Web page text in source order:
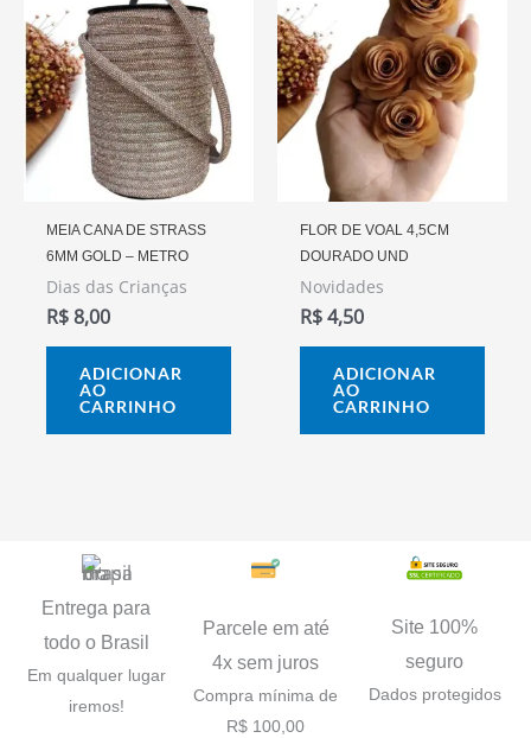
MEIA CANA DE STRASS
6MM GOLD – METRO
Dias das Crianças
R$8,00
ADICIONAR
AO
CARRINHO
FLOR DE VOAL 4,5CM
DOURADO UND
Novidades
R$4,50
ADICIONAR
AO
CARRINHO
Entrega para
todo o Brasil
Em qualquer lugar
iremos!
Parcele em até
4x sem juros
Compra mínima de
R$ 100,00
Site 100%
seguro
Dados protegidos